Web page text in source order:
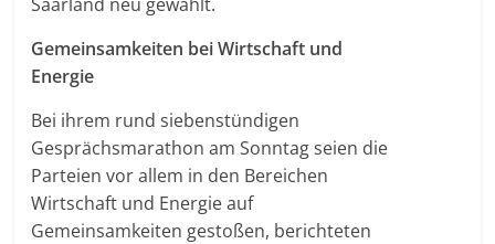
Gemeinsamkeiten bei Wirtschaft und
Energie
Bei ihrem rund siebenstündigen
Gesprächsmarathon am Sonntag seien die
Parteien vor allem in den Bereichen
Wirtschaft und Energie auf
Gemeinsamkeiten gestoßen, berichteten